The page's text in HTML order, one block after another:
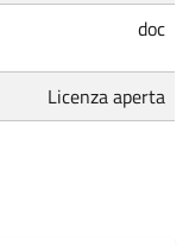
doc
Licenza aperta